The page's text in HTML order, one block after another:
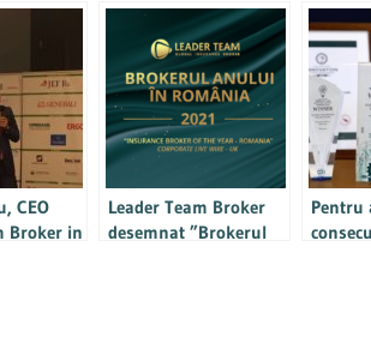
CEO
Broker in
Leader Team Broker
desemnat ”Brokerul
Pentru